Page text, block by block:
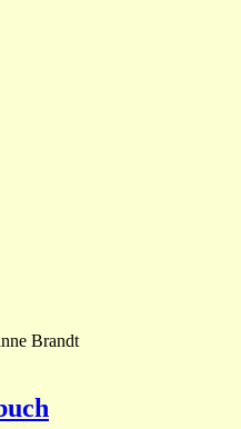
Brandt